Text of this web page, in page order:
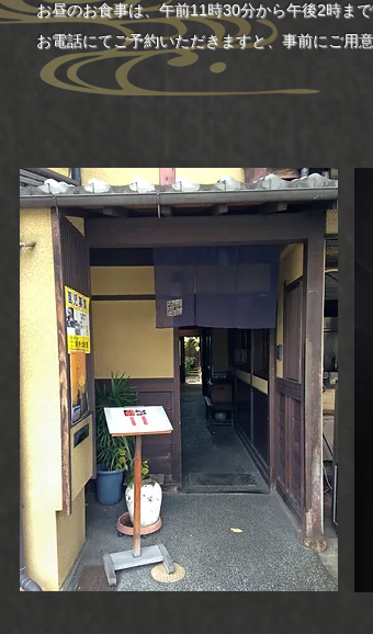
お昼のお食事は、午前11時30分から午後2時まで
お電話にてご予約いただきますと、事前にご用